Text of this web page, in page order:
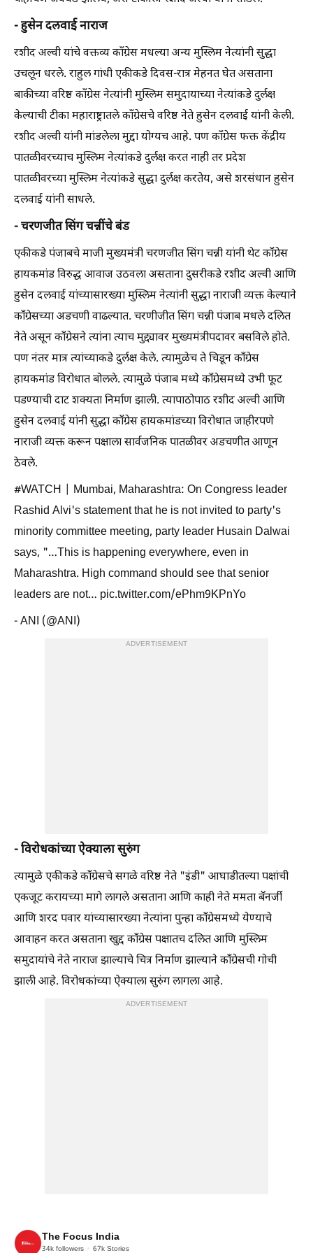
- हुसेन दलवाई नाराज
रशीद अल्वी यांचे वक्तव्य काँग्रेस मधल्या अन्य मुस्लिम नेत्यांनी सुद्धा
उचलून धरले. राहुल गांधी एकीकडे दिवस-रात्र मेहनत घेत असताना
बाकीच्या वरिष्ठ काँग्रेस नेत्यांनी मुस्लिम समुदायाच्या नेत्यांकडे दुर्लक्ष
केल्याची टीका महाराष्ट्रातले काँग्रेसचे वरिष्ठ नेते हुसेन दलवाई यांनी केली.
रशीद अल्वी यांनी मांडलेला मुद्दा योग्यच आहे. पण काँग्रेस फक्त केंद्रीय
पातळीवरच्याच मुस्लिम नेत्यांकडे दुर्लक्ष करत नाही तर प्रदेश
पातळीवरच्या मुस्लिम नेत्यांकडे सुद्धा दुर्लक्ष करतेय, असे शरसंधान हुसेन
दलवाई यांनी साधले.
- चरणजीत सिंग चन्नींचे बंड
एकीकडे पंजाबचे माजी मुख्यमंत्री चरणजीत सिंग चन्नी यांनी थेट काँग्रेस
हायकमांड विरुद्ध आवाज उठवला असताना दुसरीकडे रशीद अल्वी आणि
हुसेन दलवाई यांच्यासारख्या मुस्लिम नेत्यांनी सुद्धा नाराजी व्यक्त केल्याने
काँग्रेसच्या अडचणी वाढल्यात. चरणीजीत सिंग चन्नी पंजाब मधले दलित
नेते असून काँग्रेसने त्यांना त्याच मुद्द्यावर मुख्यमंत्रीपदावर बसविले होते.
पण नंतर मात्र त्यांच्याकडे दुर्लक्ष केले. त्यामुळेच ते चिडून काँग्रेस
हायकमांड विरोधात बोलले. त्यामुळे पंजाब मध्ये काँग्रेसमध्ये उभी फूट
पडण्याची दाट शक्यता निर्माण झाली. त्यापाठोपाठ रशीद अल्वी आणि
हुसेन दलवाई यांनी सुद्धा काँग्रेस हायकमांडच्या विरोधात जाहीरपणे
नाराजी व्यक्त करून पक्षाला सार्वजनिक पातळीवर अडचणीत आणून
ठेवले.
#WATCH | Mumbai, Maharashtra: On Congress leader
Rashid Alvi's statement that he is not invited to party's
minority committee meeting, party leader Husain Dalwai
says, "…This is happening everywhere, even in
Maharashtra. High command should see that senior
leaders are not… pic.twitter.com/ePhm9KPnYo
- ANI (@ANI)
ADVERTISEMENT
- विरोधकांच्या ऐक्याला सुरुंग
त्यामुळे एकीकडे काँग्रेसचे सगळे वरिष्ठ नेते "इंडी" आघाडीतल्या पक्षांची
एकजूट करायच्या मागे लागले असताना आणि काही नेते ममता बॅनर्जी
आणि शरद पवार यांच्यासारख्या नेत्यांना पुन्हा काँग्रेसमध्ये येण्याचे
आवाहन करत असताना खुद्द काँग्रेस पक्षातच दलित आणि मुस्लिम
समुदायांचे नेते नाराज झाल्याचे चित्र निर्माण झाल्याने काँग्रेसची गोची
झाली आहे. विरोधकांच्या ऐक्याला सुरुंग लागला आहे.
ADVERTISEMENT
The Focus India
34k followers 67k Stories